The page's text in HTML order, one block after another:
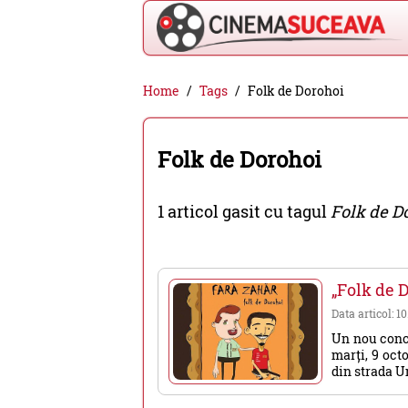
Cinema
Suceava
-
filme
cinema,
evenimente
Suceava
Home Tags Folk de Dorohoi
Folk de Dorohoi
1 articol gasit cu tagulFolk de
„Folk de
Data articol:
Un nou
marți, 9
din strada